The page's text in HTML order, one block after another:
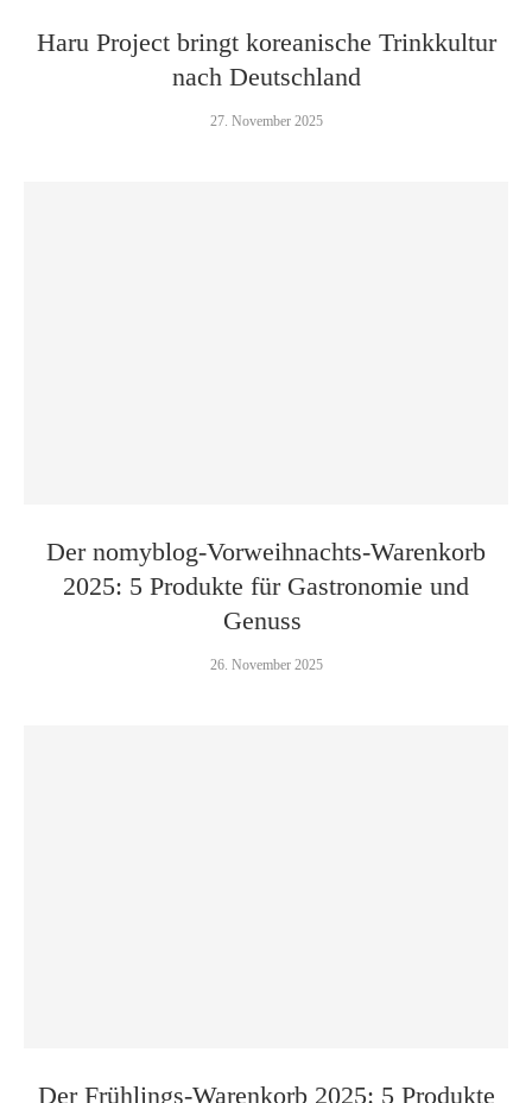
Haru Project bringt koreanische Trinkkultur
nach Deutschland
27. November 2025
Der nomyblog-Vorweihnachts-Warenkorb
2025: 5 Produkte für Gastronomie und
Genuss
26. November 2025
Der Frühlings-Warenkorb 2025: 5 Produkte